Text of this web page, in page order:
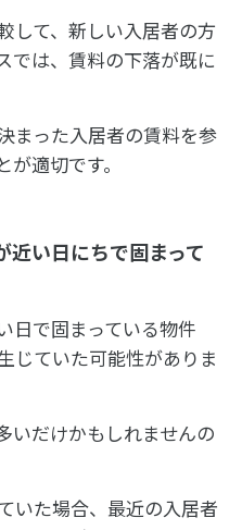
して、新しい入居者の方
では、賃料の下落が既に
まった入居者の賃料を参
適切です。
近い日にちで固まって
日で固まっている物件
じていた可能性がありま
いだけかもしれませんの
いた場合、最近の入居者